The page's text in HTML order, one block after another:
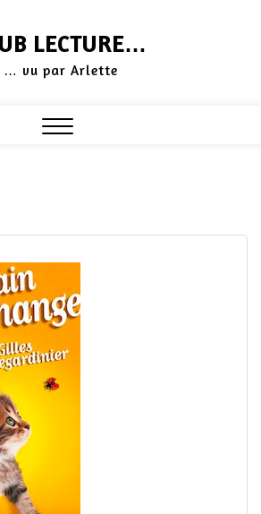
LECTURE…
… vu par Arlette